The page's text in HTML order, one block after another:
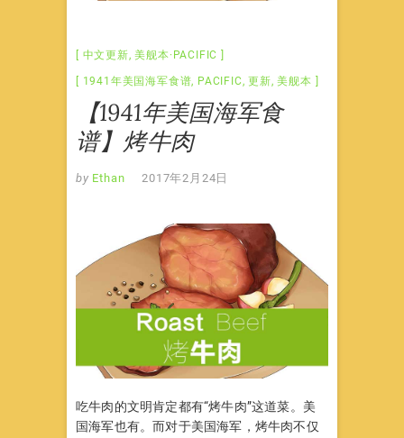
中文更新,美舰本·PACIFIC
1941年美国海军食谱, PACIFIC,更新,美舰本
【1941年美国海军食
谱】烤牛肉
by Ethan 2017年2月24日
吃牛肉的文明肯定都有“烤牛肉”这道菜。美
国海军也有。而对于美国海军，烤牛肉不仅